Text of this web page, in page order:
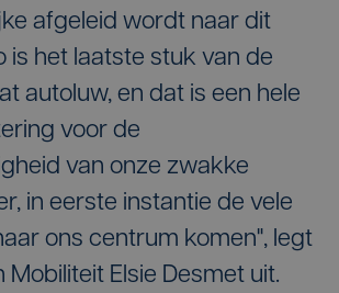
afgeleid wordt naar dit
is het laatste stuk van de
autoluw, en dat is een hele
voor de
van onze zwakke
in eerste instantie de vele
ons centrum komen", legt
Mobiliteit Elsie Desmet uit.